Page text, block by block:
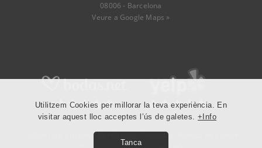
08006 - Barcelona
Veure a Google Maps »
©2026 Hair Cut Day - Privacitat
Utilitzem Cookies per millorar la teva experiència. En
visitar aquest lloc acceptes l’ús de galetes.+Info
Tanca